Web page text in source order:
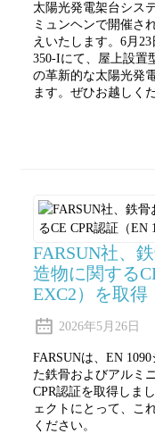
太陽光発電架台シス
ミュンヘンで開催さ
えいたします。6月
350-Iにて、屋上設置
の革新的な太陽光発
ます。ぜひお越しく
FARSUN社、
造物に関する
EXC2）を取得
2026年5月26日
FARSUNは、EN
た鉄骨およびアルミ
CPR認証を取得しま
ェクトにとって、こ
ください。